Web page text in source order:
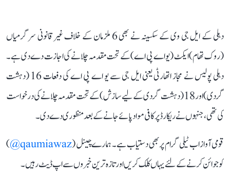
دہلی کے ایل جی وی کے سکسینہ نے بھی 6 ملزمان کے خلاف غیرقانونی سرگرمیاں
(روک تھام) ایکٹ (یو اے پی اے) کے تحت مقدمہ چلانے کی اجازت دے دی ہے۔
دہلی پولیس نے مجاز اتھارٹی یعنی ایل جی سے یو اے پی اے کی دفعات 16 (دہشت
گردی) اور 18 (دہشت گردی کے لیے سازش) کے تحت مقدمہ چلانے کی درخواست
کی تھی، جنہوں نے ریکارڈ پر کافی مواد پائے جانے کے بعد منظوری دے دی۔
قومی آواز اب ٹیلی گرام پر بھی دستیاب ہے۔ ہمارے چینل (qaumiawaz@
)
کو جوائن کرنے کے لئے یہاں کلک کریں اور تازہ ترین خبروں سے اپ ڈیٹ رہیں۔